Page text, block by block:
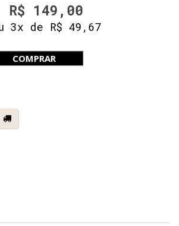
R$ 149,00
3x de R$ 49,67
COMPRAR